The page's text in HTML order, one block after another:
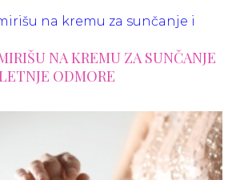
NA KREMU ZA SUNČANJE
ODMORE